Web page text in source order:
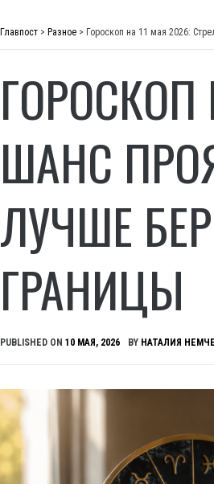
Главпост > Разное > Гороскоп на 11 мая 2026:
ШАНС
ЛУЧШЕ
ГРАНИЦЫ
PUBLISHED ON 10 МАЯ, 2026 BY НАТАЛИЯ